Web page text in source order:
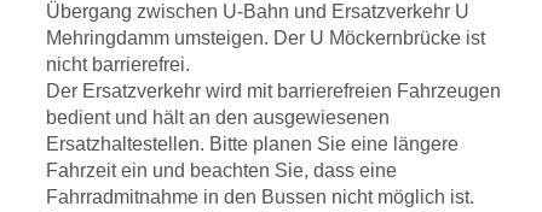
Übergang zwischen U-Bahn und Ersatzverkehr U
Mehringdamm umsteigen. Der U Möckernbrücke ist
nicht barrierefrei.
Der Ersatzverkehr wird mit barrierefreien Fahrzeugen
bedient und hält an den ausgewiesenen
Ersatzhaltestellen. Bitte planen Sie eine längere
Fahrzeit ein und beachten Sie, dass eine
Fahrradmitnahme in den Bussen nicht möglich ist.